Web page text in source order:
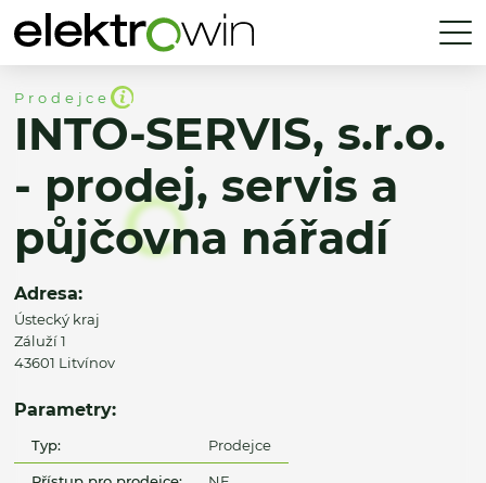
Prodejce
INTO-SERVIS, s.r.o.
- prodej, servis a
půjčovna nářadí
Adresa:
Ústecký kraj
Záluží 1
43601 Litvínov
Parametry:
Typ: Prodejce